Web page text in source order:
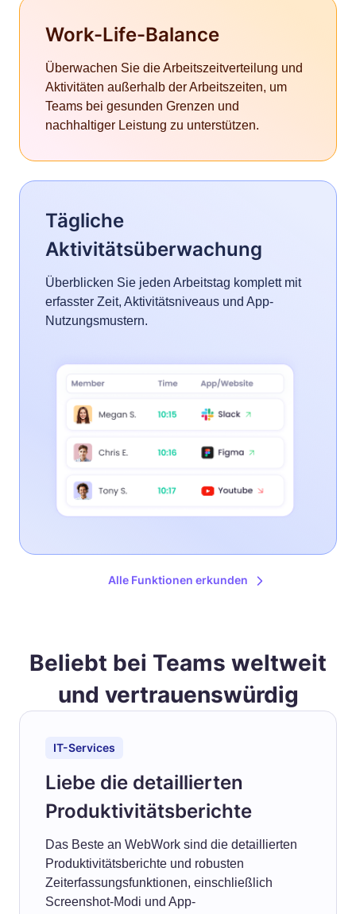
Work-Life-Balance
Überwachen Sie die Arbeitszeitverteilung und
Aktivitäten außerhalb der Arbeitszeiten, um
Teams bei gesunden Grenzen und
nachhaltiger Leistung zu unterstützen.
Tägliche
Aktivitätsüberwachung
Überblicken Sie jeden Arbeitstag komplett mit
erfasster Zeit, Aktivitätsniveaus und App-
Nutzungsmustern.
Alle Funktionen erkunden
Beliebt bei Teams weltweit
und vertrauenswürdig
IT-Services
Liebe die detaillierten
Produktivitätsberichte
Das Beste an WebWork sind die detaillierten
Produktivitätsberichte und robusten
Zeiterfassungsfunktionen, einschließlich
Screenshot-Modi und App-